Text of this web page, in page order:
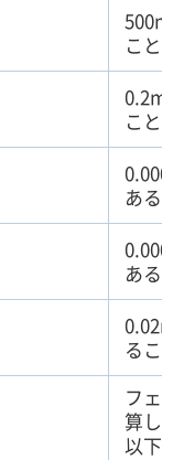
こと
こと
ある
ある
ること
フェ
算し
以下